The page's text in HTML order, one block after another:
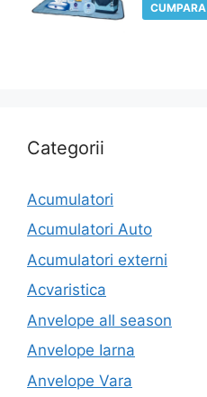
CUMPARA
Categorii
Acumulatori
Acumulatori Auto
Acumulatori externi
Acvaristica
Anvelope all season
Anvelope Iarna
Anvelope Vara